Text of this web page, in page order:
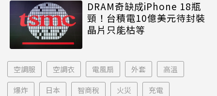
DRAM奇缺成iPhone 18瓶
頸！台積電10億美元待封裝
晶片只能枯等
空調服 空調衣 電風扇 外套 高溫
爆炸 日本 智商稅 火災 充電